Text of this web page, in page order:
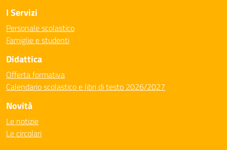
I Servizi
Personale scolastico
Famiglie e studenti
Didattica
Offerta formativa
Calendario scolastico e libri di testo 2026/2027
Novità
Le notizie
Le circolari